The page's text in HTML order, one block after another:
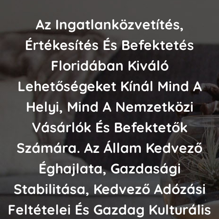
Az Ingatlanközvetítés,
Értékesítés És Befektetés
Floridában Kiváló
Lehetőségeket Kínál Mind A
Helyi, Mind A Nemzetközi
Vásárlók És Befektetők
Számára. Az Állam Kedvező
Éghajlata, Gazdasági
Stabilitása, Kedvező Adózási
Feltételei És Gazdag Kulturális